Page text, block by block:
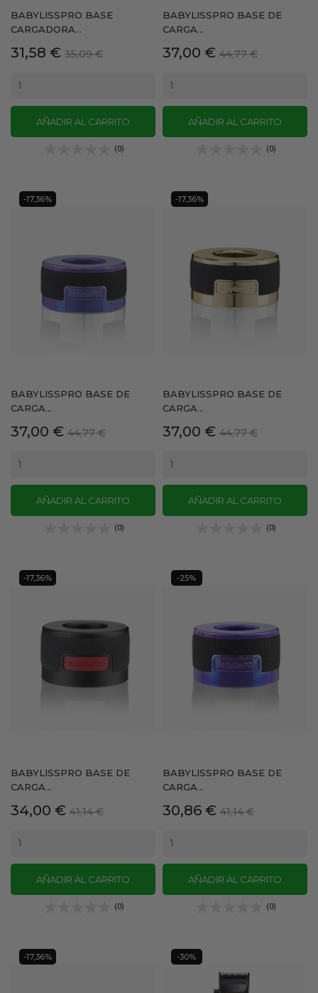
BABYLISSPRO BASE
CARGADORA...
Precio
31,58 € Precio
35,09 €
AÑADIR AL CARRITO
(0)
BABYLISSPRO BASE DE
CARGA...
Precio
37,00 € Precio
44,77 €
AÑADIR AL CARRITO
(0)
BABYLISSPRO BASE DE
CARGA...
Precio
37,00 € Precio
44,77 €
AÑADIR AL CARRITO
(0)
-17,36%
BABYLISSPRO BASE DE
CARGA...
Precio
37,00 € Precio
44,77 €
AÑADIR AL CARRITO
(0)
-17,36%
BABYLISSPRO BASE DE
CARGA...
Precio
34,00 € Precio
41,14 €
AÑADIR AL CARRITO
(0)
-17,36%
BABYLISSPRO BASE DE
CARGA...
Precio
30,86 € Precio
41,14 €
AÑADIR AL CARRITO
(0)
-25%
-17,36% -30%